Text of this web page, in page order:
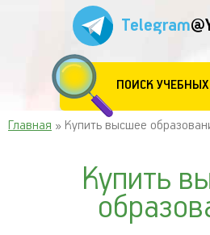
Telegram
ПОИСК
Главная » Купить высшее
Купить